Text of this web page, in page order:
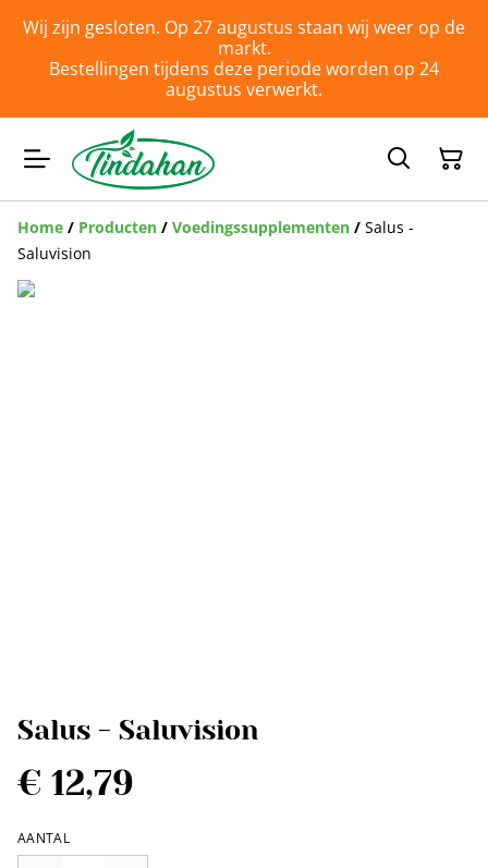
Wij zijn gesloten. Op 27 augustus staan wij weer op de
markt.
Bestellingen tijdens deze periode worden op 24
augustus verwerkt.
Home / Producten / Voedingssupplementen / Salus -
Saluvision
Salus - Saluvision
€ 12,79
AANTAL